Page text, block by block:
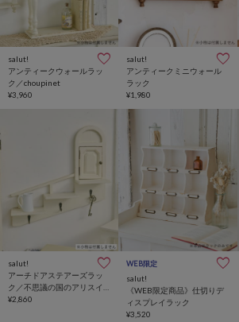
salut!
アンティークウォールラッ
ク／choupinet
¥3,960
salut!
アンティークミニウォール
ラック
¥1,980
salut!
アーチドアステアーズラッ
ク／不思議の国のアリスイ
ンテリア
¥2,860
WEB限定
salut!
《WEB限定商品》仕切りデ
ィスプレイラック
¥3,520